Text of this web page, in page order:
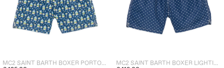
MC2 SAINT BARTH BOXER PORTOFINO GIN UOMO BLU
MC2 SAINT BARTH BOXER LIGHTING POIS PESCI UOMO BLU